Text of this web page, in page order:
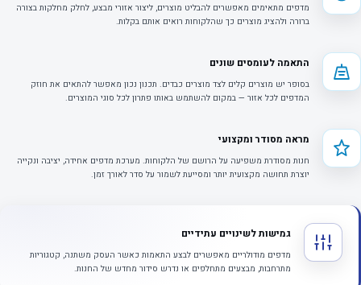
מדפים מתאימים מאפשרים להבליט מוצרים, ליצור אזורי מבצע, לחלק מחלקות בצורה
ברורה ולהציג מוצרים כך שהלקוחות רואים אותם בקלות.
התאמה לעומסים שונים
בסופר יש מוצרים קלים לצד מוצרים כבדים. תכנון נכון מאפשר להתאים את חוזק
המדפים לכל אזור — במקום להשתמש באותו פתרון לכל סוגי המוצרים.
מראה מסודר ומקצועי
חנות מסודרת משפיעה על הרושם של הלקוחות. מערכת מדפים אחידה, יציבה ונקייה
יוצרת תחושה מקצועית יותר ומסייעת לשמור על סדר לאורך זמן.
גמישות לשינויים עתידיים
מדפים מודולריים מאפשרים לבצע התאמות כאשר העסק משתנה, קטגוריות
מתרחבות, מבצעים מתחלפים או נדרש סידור מחדש של החנות.